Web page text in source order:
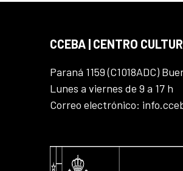
CCEBA | CENTRO
Paraná 1159 (C1018ADC)
Lunes a viernes de 9 a 17 h
Correo electrónico: